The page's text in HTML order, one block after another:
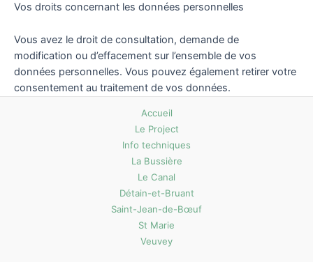
Vos droits concernant les données personnelles
Vous avez le droit de consultation, demande de
modification ou d’effacement sur l’ensemble de vos
données personnelles. Vous pouvez également retirer votre
consentement au traitement de vos données.
Accueil
Le Project
Info techniques
La Bussière
Le Canal
Détain-et-Bruant
Saint-Jean-de-Bœuf
St Marie
Veuvey